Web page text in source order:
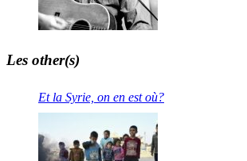
Les other(s)
Et la Syrie, on en est où?